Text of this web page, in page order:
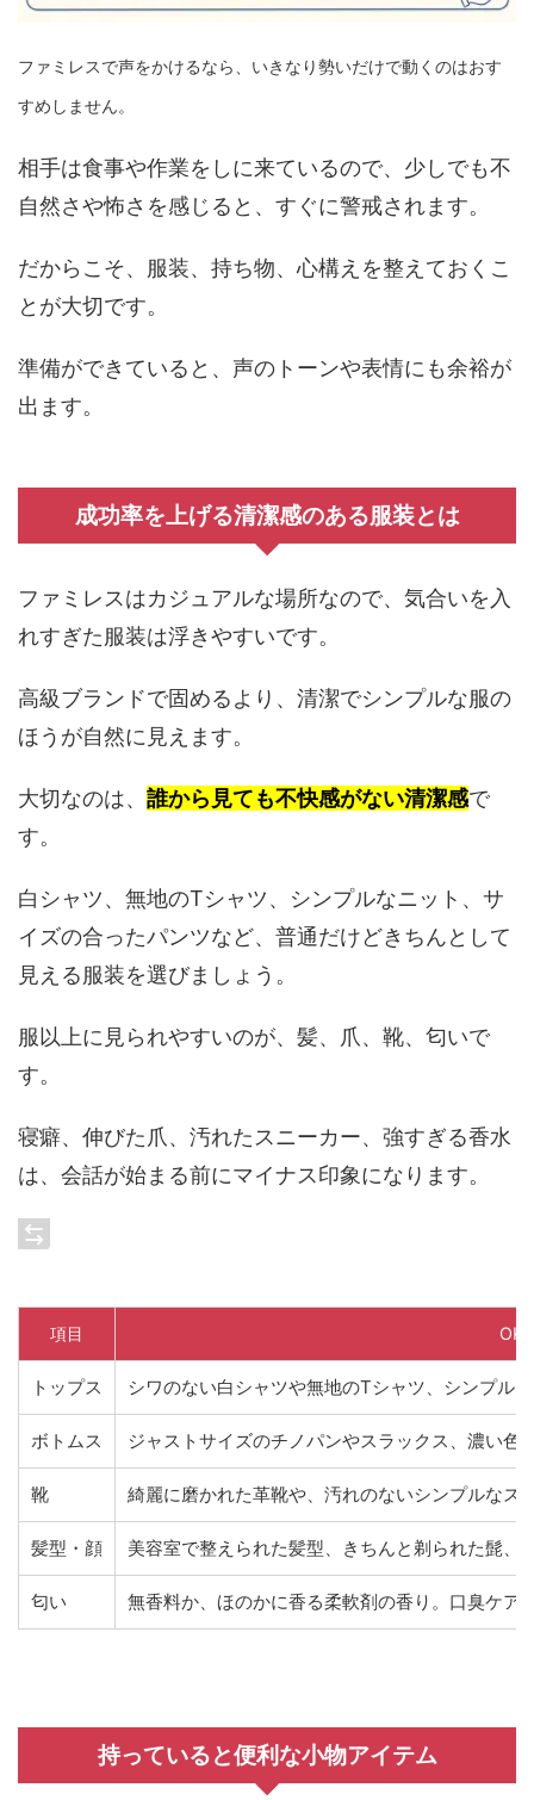
ファミレスで声をかけるなら、いきなり勢いだけで動くのはおす
すめしません。
相手は食事や作業をしに来ているので、少しでも不
自然さや怖さを感じると、すぐに警戒されます。
だからこそ、服装、持ち物、心構えを整えておくこ
とが大切です。
準備ができていると、声のトーンや表情にも余裕が
出ます。
成功率を上げる清潔感のある服装とは
ファミレスはカジュアルな場所なので、気合いを入
れすぎた服装は浮きやすいです。
高級ブランドで固めるより、清潔でシンプルな服の
ほうが自然に見えます。
大切なのは、 誰から見ても不快感がない清潔感で
す。
白シャツ、無地のTシャツ、シンプルなニット、サ
イズの合ったパンツなど、普通だけどきちんとして
見える服装を選びましょう。
服以上に見られやすいのが、髪、爪、靴、匂いで
す。
寝癖、伸びた爪、汚れたスニーカー、強すぎる香水
は、会話が始まる前にマイナス印象になります。
項目 OK
トップス シワのない白シャツや無地のTシャツ、シンプル
ボトムス ジャストサイズのチノパンやスラックス、濃い
靴 綺麗に磨かれた革靴や、汚れのないシンプルな
髪型・顔 美容室で整えられた髪型、きちんと剃られた髭
匂い 無香料か、ほのかに香る柔軟剤の香り。口臭ケ
持っていると便利な小物アイテム